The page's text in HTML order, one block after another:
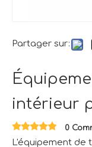
Partager sur:
intérieur
0
L'équipement de